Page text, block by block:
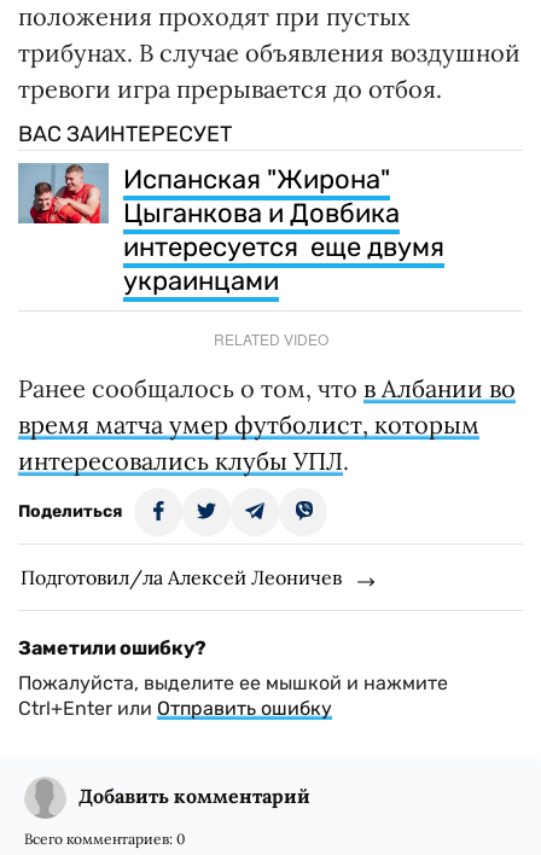
положения проходят при пустых
трибунах. В случае объявления воздушной
тревоги игра прерывается до отбоя.
ВАС ЗАИНТЕРЕСУЕТ
Испанская "Жирона"
Цыганкова и Довбика
интересуется еще двумя
украинцами
RELATED VIDEO
Ранее сообщалось о том, что в Албании во
время матча умер футболист, которым
интересовались клубы УПЛ.
Поделиться
Подготовил/ла Алексей Леоничев
Заметили ошибку?
Пожалуйста, выделите ее мышкой и нажмите
Ctrl+Enter или Отправить ошибку
Добавить комментарий
Всего комментариев: 0